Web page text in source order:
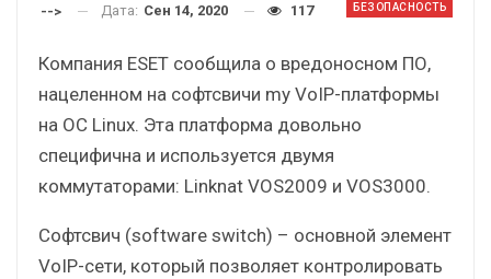
БЕЗОПАСНОСТЬ
--> Дата: Сен 14, 2020 117
Компания ESET сообщила о вредоносном ПО,
нацеленном на софтсвичи my VoIP-платформы
на ОС Linux. Эта платформа довольно
специфична и используется двумя
коммутаторами: Linknat VOS2009 и VOS3000.
Софтсвич (software switch) – основной элемент
VoIP-сети, который позволяет контролировать